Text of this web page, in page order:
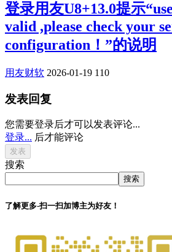
登录用友U8+13.0提示
valid ,please check your
configuration！”的说明
用友财软 2026-01-19 110
发表回复
您需要登录后才可以发表评论...
登录... 后才能评论
搜索
搜索
了解更多-扫一扫加博主为好友！